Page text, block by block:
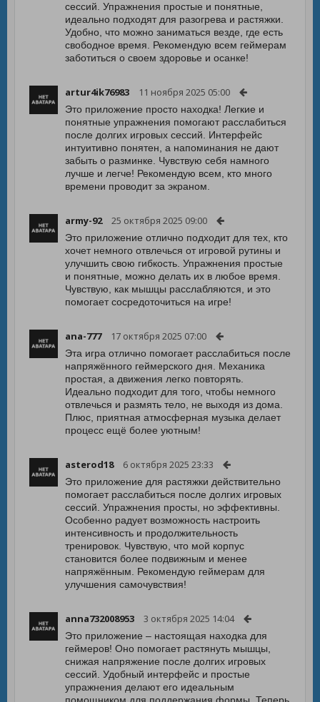
сессий. Упражнения простые и понятные,
идеально подходят для разогрева и растяжки.
Удобно, что можно заниматься везде, где есть
свободное время. Рекомендую всем геймерам
заботиться о своем здоровье и осанке!
artur4ik76983 11 ноября 2025 05:00
Это приложение просто находка! Легкие и
понятные упражнения помогают расслабиться
после долгих игровых сессий. Интерфейс
интуитивно понятен, а напоминания не дают
забыть о разминке. Чувствую себя намного
лучше и легче! Рекомендую всем, кто много
времени проводит за экраном.
army-92 25 октября 2025 09:00
Это приложение отлично подходит для тех, кто
хочет немного отвлечься от игровой рутины и
улучшить свою гибкость. Упражнения простые
и понятные, можно делать их в любое время.
Чувствую, как мышцы расслабляются, и это
помогает сосредоточиться на игре!
ana-777 17 октября 2025 07:00
Эта игра отлично помогает расслабиться после
напряжённого геймерского дня. Механика
простая, а движения легко повторять.
Идеально подходит для того, чтобы немного
отвлечься и размять тело, не выходя из дома.
Плюс, приятная атмосферная музыка делает
процесс ещё более уютным!
asterod18 6 октября 2025 23:33
Это приложение для растяжки действительно
помогает расслабиться после долгих игровых
сессий. Упражнения просты, но эффективны.
Особенно радует возможность настроить
интенсивность и продолжительность
тренировок. Чувствую, что мой корпус
становится более подвижным и менее
напряжённым. Рекомендую геймерам для
улучшения самочувствия!
anna732008953 3 октября 2025 14:04
Это приложение – настоящая находка для
геймеров! Оно помогает растянуть мышцы,
снижая напряжение после долгих игровых
сессий. Удобный интерфейс и простые
упражнения делают его идеальным